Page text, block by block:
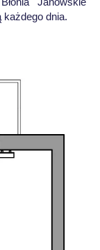
dnia.